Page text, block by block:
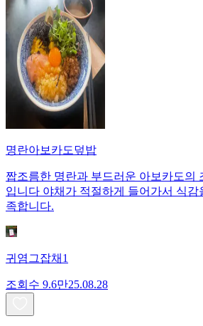
명란아보카도덮밥
짭조름한 명란과 부드러운 아보카도의
입니다 야채가 적절하게 들어가서 식
족합니다.
귀염그잡채1
조회수 9.6만25.08.28